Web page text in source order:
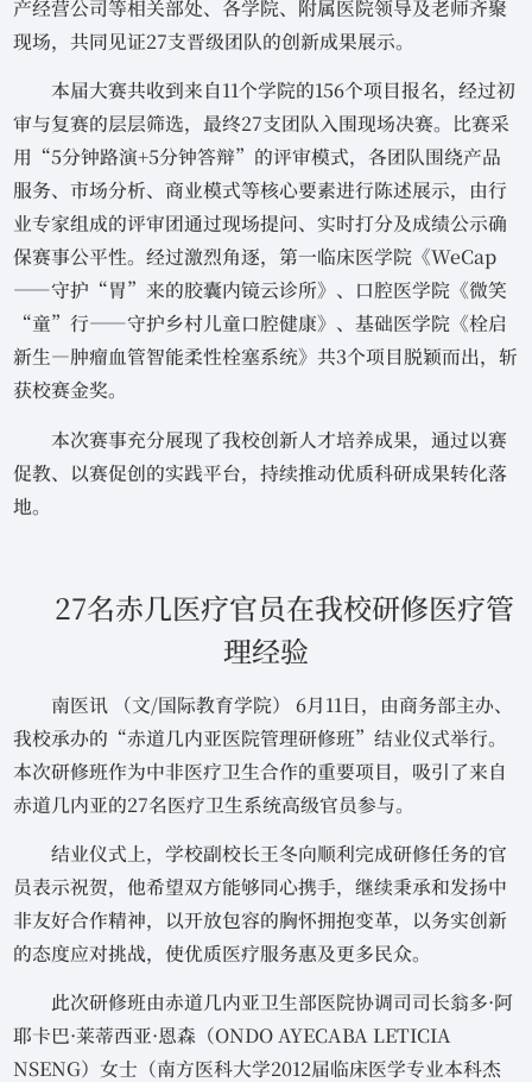
产经营公司等相关部处、各学院、附属医院领导及老师齐聚
现场，共同见证27支晋级团队的创新成果展示。
本届大赛共收到来自11个学院的156个项目报名，经过初
审与复赛的层层筛选，最终27支团队入围现场决赛。比赛采
用“5分钟路演+5分钟答辩”的评审模式，各团队围绕产品
服务、市场分析、商业模式等核心要素进行陈述展示，由行
业专家组成的评审团通过现场提问、实时打分及成绩公示确
保赛事公平性。经过激烈角逐，第一临床医学院《WeCap
——守护“胃”来的胶囊内镜云诊所》、口腔医学院《微笑
“童”行——守护乡村儿童口腔健康》、基础医学院《栓启
新生—肿瘤血管智能柔性栓塞系统》共3个项目脱颖而出，斩
获校赛金奖。
本次赛事充分展现了我校创新人才培养成果，通过以赛
促教、以赛促创的实践平台，持续推动优质科研成果转化落
地。
27名赤几医疗官员在我校研修医疗管
理经验
南医讯 （文/国际教育学院） 6月11日，由商务部主办、
我校承办的“赤道几内亚医院管理研修班”结业仪式举行。
本次研修班作为中非医疗卫生合作的重要项目，吸引了来自
赤道几内亚的27名医疗卫生系统高级官员参与。
结业仪式上，学校副校长王冬向顺利完成研修任务的官
员表示祝贺，他希望双方能够同心携手，继续秉承和发扬中
非友好合作精神，以开放包容的胸怀拥抱变革，以务实创新
的态度应对挑战，使优质医疗服务惠及更多民众。
此次研修班由赤道几内亚卫生部医院协调司司长翁多·阿
耶卡巴·莱蒂西亚·恩森（ONDO AYECABA LETICIA
NSENG）女士（南方医科大学2012届临床医学专业本科杰